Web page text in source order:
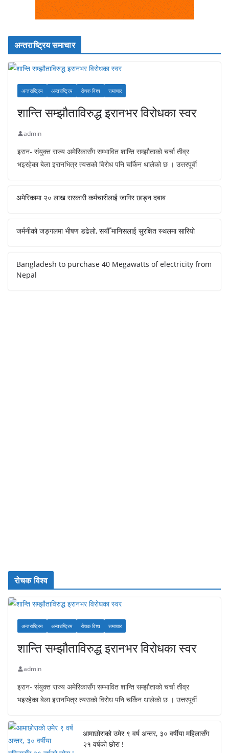
अन्तराष्ट्रिय समाचार
अन्तराष्ट्रिय अन्तराष्ट्रिय रोचक विश्व समाचार
शान्ति सम्झौताविरुद्ध इरानभर विरोधका स्वर
admin
इरान- संयुक्त राज्य अमेरिकासँग सम्भावित शान्ति सम्झौताको चर्चा तीव्र
भइरहेका बेला इरानभित्र त्यसको विरोध पनि चर्किन थालेको छ । उत्तरपूर्वी
अमेरिकामा २० लाख सरकारी कर्मचारीलाई जागिर छाड्न दबाब
जर्मनीको जङ्गलमा भीषण डढेलो, सयौँ मानिसलाई सुरक्षित स्थलमा सारियो
Bangladesh to purchase 40 Megawatts of electricity from
Nepal
रोचक विश्व
अन्तराष्ट्रिय अन्तराष्ट्रिय रोचक विश्व समाचार
शान्ति सम्झौताविरुद्ध इरानभर विरोधका स्वर
admin
इरान- संयुक्त राज्य अमेरिकासँग सम्भावित शान्ति सम्झौताको चर्चा तीव्र
भइरहेका बेला इरानभित्र त्यसको विरोध पनि चर्किन थालेको छ । उत्तरपूर्वी
आमाछोराको उमेर ९ वर्ष अन्तर, ३० वर्षीया महिलासँग
२१ वर्षको छोरा !